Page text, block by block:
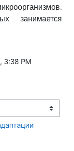
занимается
3:38 PM